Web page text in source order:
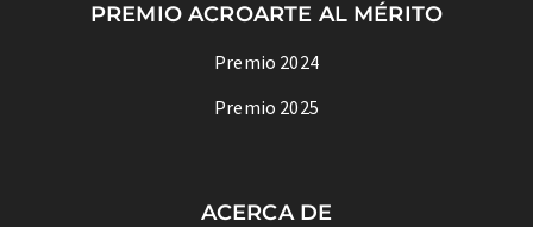
PREMIO ACROARTE AL MÉRITO
Premio 2024
Premio 2025
ACERCA DE